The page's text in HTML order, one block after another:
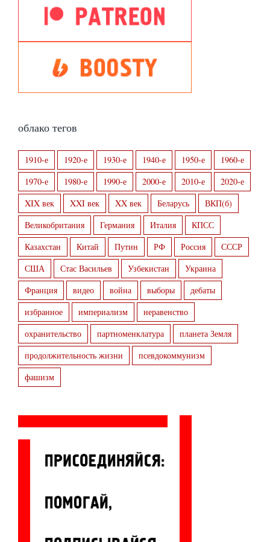
облако тегов
1910-е 1920-е 1930-е 1940-е 1950-е
1960-е
1970-е
1980-е 1990-е 2000-е 2010-е
2020-е
XIX век
XXI век XX век Беларусь
ВКП(б)
Великобритания
Германия Италия
КПСС
Казахстан
Китай Путин РФ Россия
СССР
США
Стас Васильев Узбекистан
Украина
Франция
видео война выборы
дебаты
избранное
империализм
неравенство
охранительство
партноменклатура
планета Земля
продолжительность жизни
псевдокоммунизм
фашизм